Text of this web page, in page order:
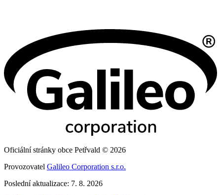
Oficiální stránky obce Petřvald © 2026
Provozovatel Galileo Corporation s.r.o.
Poslední aktualizace: 7. 8. 2026